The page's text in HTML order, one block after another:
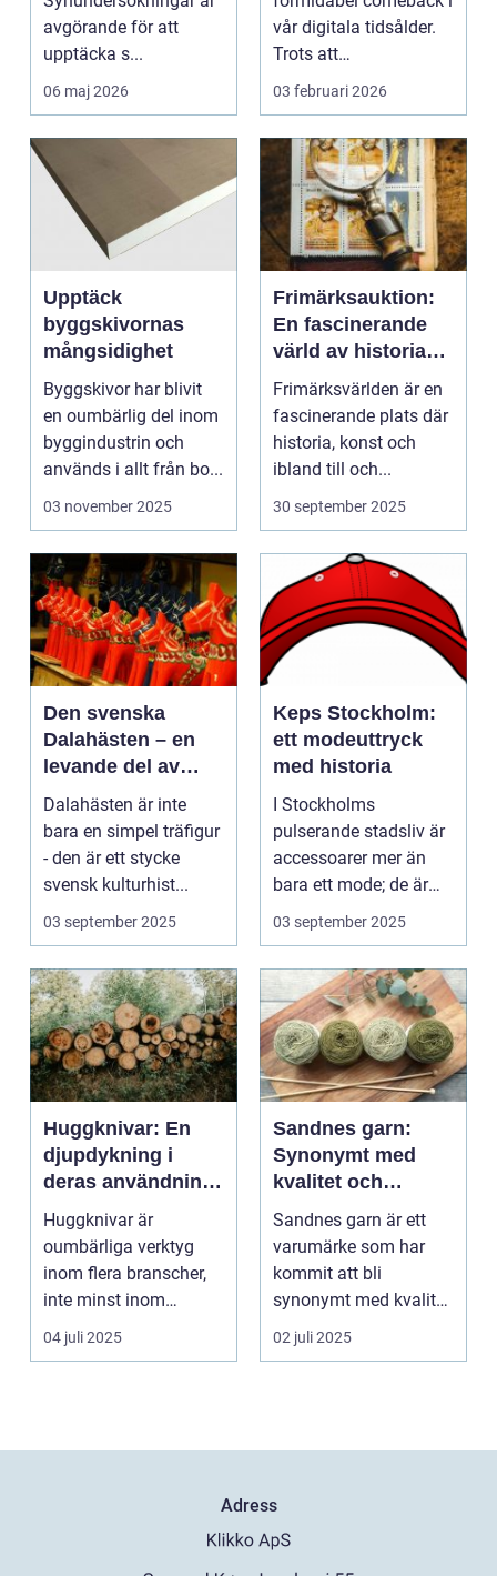
avgörande för att
upptäcka s...
06 maj 2026
vår digitala tidsålder.
Trots att
musikstreaming är m...
03 februari 2026
Upptäck
byggskivornas
mångsidighet
Byggskivor har blivit
en oumbärlig del inom
byggindustrin och
används i allt från bo...
03 november 2025
Frimärksauktion:
En fascinerande
värld av historia
och samlande
Frimärksvärlden är en
fascinerande plats där
historia, konst och
ibland till och...
30 september 2025
Den svenska
Dalahästen – en
levande del av
Sveriges
kulturhistoria.
Dalahästen är inte
bara en simpel träfigur
- den är ett stycke
svensk kulturhist...
03 september 2025
Keps Stockholm:
ett modeuttryck
med historia
I Stockholms
pulserande stadsliv är
accessoarer mer än
bara ett mode; de är
uttryck f...
03 september 2025
Huggknivar: En
djupdykning i
deras användning
och betydelse
Huggknivar är
oumbärliga verktyg
inom flera branscher,
inte minst inom
skogsindustrin och ...
04 juli 2025
Sandnes garn:
Synonymt med
kvalitet och
tradition
Sandnes garn är ett
varumärke som har
kommit att bli
synonymt med kvalitet
och tradition i...
02 juli 2025
Adress